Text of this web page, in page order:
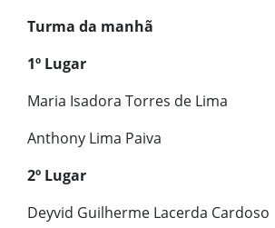
Turma da manhã
1º Lugar
Maria Isadora Torres de Lima
Anthony Lima Paiva
2º Lugar
Deyvid Guilherme Lacerda Cardoso